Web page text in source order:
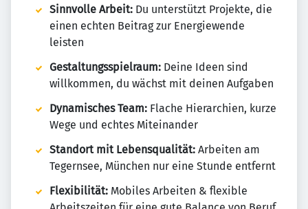
Sinnvolle Arbeit: Du unterstützt Projekte, die
einen echten Beitrag zur Energiewende
leisten
Gestaltungsspielraum: Deine Ideen sind
willkommen, du wächst mit deinen Aufgaben
Dynamisches Team: Flache Hierarchien, kurze
Wege und echtes Miteinander
Standort mit Lebensqualität: Arbeiten am
Tegernsee, München nur eine Stunde entfernt
Flexibilität: Mobiles Arbeiten & flexible